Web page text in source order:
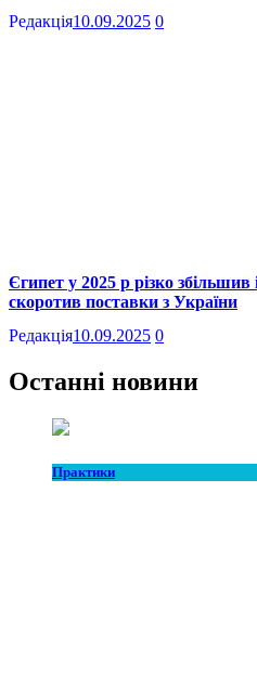
Редакція10.09.2025 0
Єгипет у 2025 р різко
скоротив поставки з України
Редакція10.09.2025 0
Останні новини
Практики